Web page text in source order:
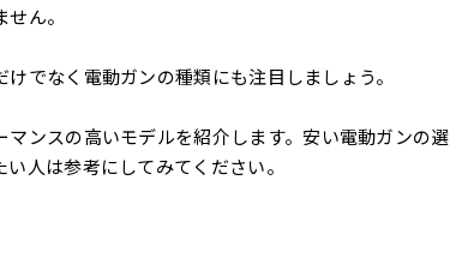
ん。
でなく電動ガンの種類にも注目しましょう。
ンスの高いモデルを紹介します。安い電動ガンの選
人は参考にしてみてください。